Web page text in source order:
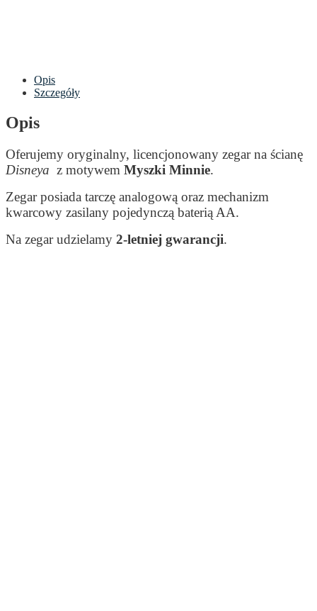
Opis
Szczegóły
Opis
Oferujemy oryginalny, licencjonowany zegar na ścianę
Disneya z motywem Myszki Minnie.
Zegar posiada tarczę analogową oraz mechanizm
kwarcowy zasilany pojedynczą baterią AA.
Na zegar udzielamy 2-letniej gwarancji.